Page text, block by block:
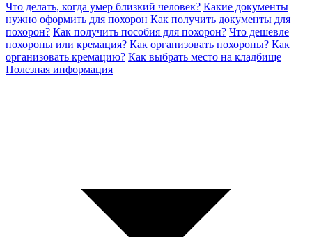
Что делать, когда умер близкий человек? Какие документы
нужно оформить для похорон Как получить документы для
похорон? Как получить пособия для похорон? Что дешевле
похороны или кремация? Как организовать похороны? Как
организовать кремацию? Как выбрать место на кладбище
Полезная информация